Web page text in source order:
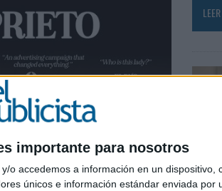
importante para nosotros
o accedemos a información en un dispositivo,
únicos e información estándar enviada por